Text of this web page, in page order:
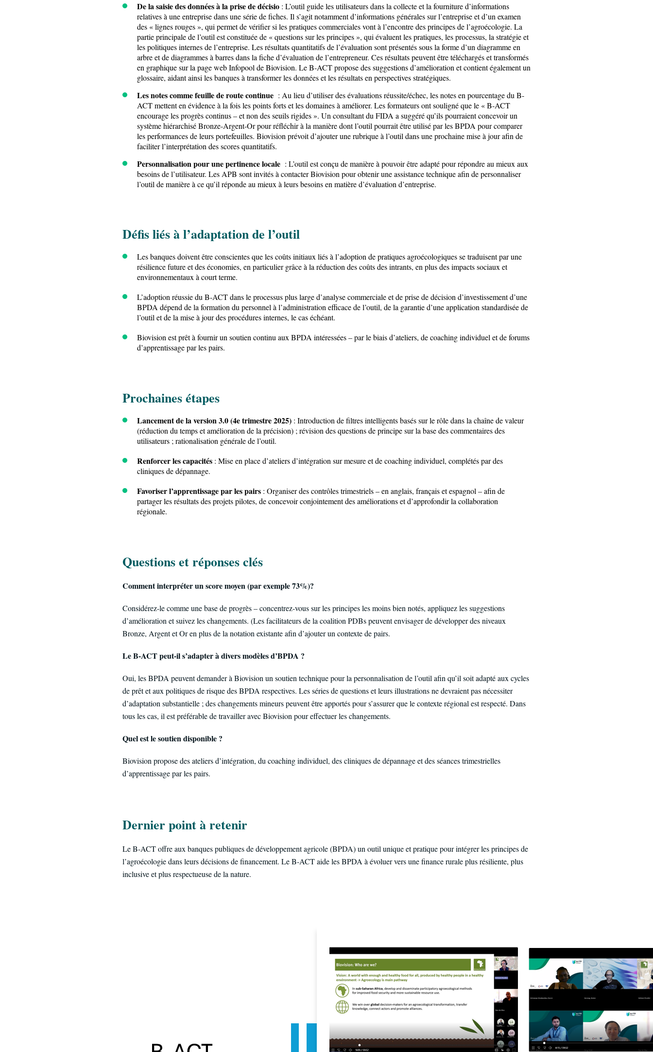
De la saisie des données à la prise de décisio : L’outil guide les utilisateurs dans la collecte et la fourniture d’informations
relatives à une entreprise dans une série de fiches. Il s’agit notamment d’informations générales sur l’entreprise et d’un examen
des « lignes rouges », qui permet de vérifier si les pratiques commerciales vont à l’encontre des principes de l’agroécologie. La
partie principale de l’outil est constituée de « questions sur les principes », qui évaluent les pratiques, les processus, la stratégie et
les politiques internes de l’entreprise. Les résultats quantitatifs de l’évaluation sont présentés sous la forme d’un diagramme en
arbre et de diagrammes à barres dans la fiche d’évaluation de l’entrepreneur. Ces résultats peuvent être téléchargés et transformés
en graphique sur la page web Infopool de Biovision. Le B-ACT propose des suggestions d’amélioration et contient également un
glossaire, aidant ainsi les banques à transformer les données et les résultats en perspectives stratégiques.
Les notes comme feuille de route continue : Au lieu d’utiliser des évaluations réussite/échec, les notes en pourcentage du B-
ACT mettent en évidence à la fois les points forts et les domaines à améliorer. Les formateurs ont souligné que le « B-ACT
encourage les progrès continus – et non des seuils rigides ». Un consultant du FIDA a suggéré qu’ils pourraient concevoir un
système hiérarchisé Bronze-Argent-Or pour réfléchir à la manière dont l’outil pourrait être utilisé par les BPDA pour comparer
les performances de leurs portefeuilles. Biovision prévoit d’ajouter une rubrique à l’outil dans une prochaine mise à jour afin de
faciliter l’interprétation des scores quantitatifs.
Personnalisation pour une pertinence locale : L’outil est conçu de manière à pouvoir être adapté pour répondre au mieux aux
besoins de l’utilisateur. Les APB sont invités à contacter Biovision pour obtenir une assistance technique afin de personnaliser
l’outil de manière à ce qu’il réponde au mieux à leurs besoins en matière d’évaluation d’entreprise.
Défis liés à l’adaptation de l’outil
Les banques doivent être conscientes que les coûts initiaux liés à l’adoption de pratiques agroécologiques se traduisent par une
résilience future et des économies, en particulier grâce à la réduction des coûts des intrants, en plus des impacts sociaux et
environnementaux à court terme.
L’adoption réussie du B-ACT dans le processus plus large d’analyse commerciale et de prise de décision d’investissement d’une
BPDA dépend de la formation du personnel à l’administration efficace de l’outil, de la garantie d’une application standardisée de
l’outil et de la mise à jour des procédures internes, le cas échéant.
Biovision est prêt à fournir un soutien continu aux BPDA intéressées – par le biais d’ateliers, de coaching individuel et de forums
d’apprentissage par les pairs.
Prochaines étapes
Lancement de la version 3.0 (4e trimestre 2025) : Introduction de filtres intelligents basés sur le rôle dans la chaîne de valeur
(réduction du temps et amélioration de la précision) ; révision des questions de principe sur la base des commentaires des
utilisateurs ; rationalisation générale de l’outil.
Renforcer les capacités : Mise en place d’ateliers d’intégration sur mesure et de coaching individuel, complétés par des
cliniques de dépannage.
Favoriser l’apprentissage par les pairs : Organiser des contrôles trimestriels – en anglais, français et espagnol – afin de
partager les résultats des projets pilotes, de concevoir conjointement des améliorations et d’approfondir la collaboration
régionale.
Questions et réponses clés
Comment interpréter un score moyen (par exemple 73%)?
Considérez-le comme une base de progrès – concentrez-vous sur les principes les moins bien notés, appliquez les suggestions
d’amélioration et suivez les changements. (Les facilitateurs de la coalition PDBs peuvent envisager de développer des niveaux
Bronze, Argent et Or en plus de la notation existante afin d’ajouter un contexte de pairs.
Le B-ACT peut-il s’adapter à divers modèles d’BPDA ?
Oui, les BPDA peuvent demander à Biovision un soutien technique pour la personnalisation de l’outil afin qu’il soit adapté aux cycles
de prêt et aux politiques de risque des BPDA respectives. Les séries de questions et leurs illustrations ne devraient pas nécessiter
d’adaptation substantielle ; des changements mineurs peuvent être apportés pour s’assurer que le contexte régional est respecté. Dans
tous les cas, il est préférable de travailler avec Biovision pour effectuer les changements.
Quel est le soutien disponible ?
Biovision propose des ateliers d’intégration, du coaching individuel, des cliniques de dépannage et des séances trimestrielles
d’apprentissage par les pairs.
Dernier point à retenir
Le B-ACT offre aux banques publiques de développement agricole (BPDA) un outil unique et pratique pour intégrer les principes de
l’agroécologie dans leurs décisions de financement. Le B-ACT aide les BPDA à évoluer vers une finance rurale plus résiliente, plus
inclusive et plus respectueuse de la nature.